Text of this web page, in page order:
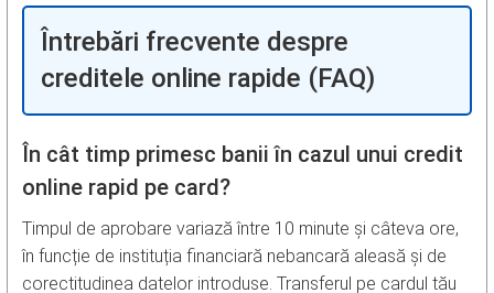
Întrebări frecvente despre
creditele online rapide (FAQ)
În cât timp primesc banii în cazul unui credit
online rapid pe card?
Timpul de aprobare variază între 10 minute și câteva ore,
în funcție de instituția financiară nebancară aleasă și de
corectitudinea datelor introduse. Transferul pe cardul tău